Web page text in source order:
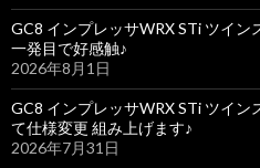
GC8 インプレッサWRX STi ツイ
一発目で好感触♪
2026年8月1日
GC8 インプレッサWRX STi ツイ
て仕様変更 組み上げます♪
2026年7月31日